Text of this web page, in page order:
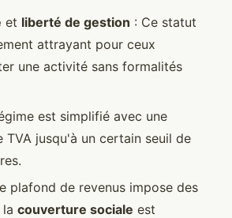
et liberté de gestion : Ce statut
attrayant pour ceux
une activité sans formalités
est simplifié avec une
TVA jusqu'à un certain seuil de
plafond de revenus impose des
couverture sociale est